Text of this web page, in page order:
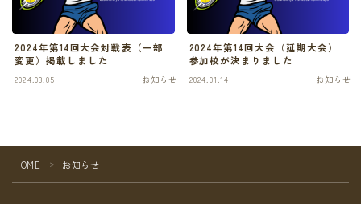
2024年第14回大会対戦表（一部
変更）掲載しました
2024.03.05 お知らせ
2024年第14回大会（延期大会）
参加校が決まりました
2024.01.14 お知らせ
HOME ＞ お知らせ